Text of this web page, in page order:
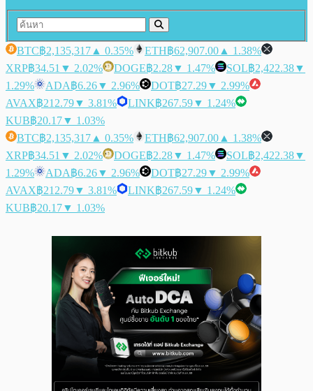
BTC฿2,135,317 ▲ 0.35% ETH฿62,907.00 ▲ 1.38%
XRP฿34.51 ▼ 2.02% DOGE฿2.28▼ 1.47% SOL฿2,422.38▼
1.29%
ADA฿6.26▼ 2.96% DOT฿27.29▼ 2.99%
AVAX฿212.79▼ 3.81% LINK฿267.59▼ 1.24%
KUB฿20.17▼ 1.03%
BTC฿2,135,317 ▲ 0.35% ETH฿62,907.00 ▲ 1.38%
XRP฿34.51 ▼ 2.02% DOGE฿2.28▼ 1.47% SOL฿2,422.38▼
1.29%
ADA฿6.26▼ 2.96% DOT฿27.29▼ 2.99%
AVAX฿212.79▼ 3.81% LINK฿267.59▼ 1.24%
KUB฿20.17▼ 1.03%